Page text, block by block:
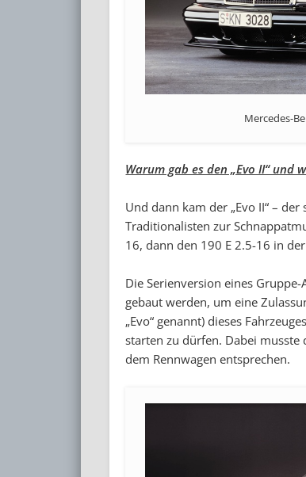
Mercedes-
Warum gab es den „Evo II“ und
Und dann kam der „Evo II“ –
Traditionalisten zur
16, dann den 190 E 2.5-16 in
Die Serienversion eines
gebaut werden, um eine
„Evo“ genannt) dieses
starten zu dürfen. Dabei musste
dem Rennwagen entsprechen.